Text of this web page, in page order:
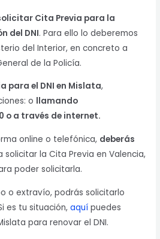
Cita Previa para la
del DNI. Para ello lo deberemos
del Interior, en concreto a
de la Policía.
para el DNI en Mislata,
o llamando
o a través de internet.
online o telefónica, deberás
solicitar la Cita Previa en Valencia,
poder solicitarla.
o extravío, podrás solicitarlo
es tu situación,aquí puedes
para renovar el DNI.